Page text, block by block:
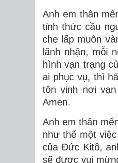
Anh em thân
tỉnh thức cầu
che lấp muôn
lãnh nhận, mỗi
hình vạn trạng
ai phục vụ, thì
tôn vinh nơi
Amen.
Anh em thân
như thể một
của Ðức Kitô,
sẽ được vui